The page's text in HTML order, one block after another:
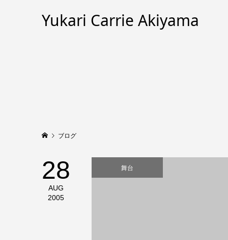
Yukari Carrie Akiyama
ブログ
28
AUG
2005
舞台